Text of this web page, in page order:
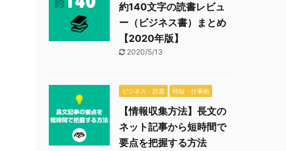
約140文字の読書レビュ
ー（ビジネス書）まとめ
【2020年版】
2020/5/13
ビジネス・読書 時短・仕事術
【情報収集方法】長文の
ネット記事から短時間で
要点を把握する方法